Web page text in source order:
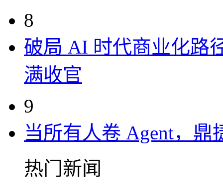
8
破局 AI 时代商业化路
满收官
9
当所有人卷 Agent，
热门新闻